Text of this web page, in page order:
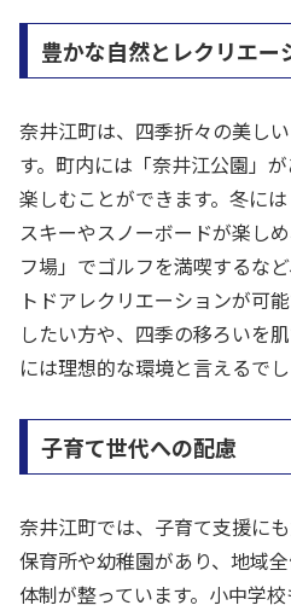
豊かな自然とレクリエー
奈井江町は、四季折々の美し
す。町内には「奈井江公園」
楽しむことができます。冬に
スキーやスノーボードが楽し
フ場」でゴルフを満喫するな
トドアレクリエーションが可
したい方や、四季の移ろいを
には理想的な環境と言えるでし
子育て世代への配慮
奈井江町では、子育て支援に
保育所や幼稚園があり、地域
体制が整っています。小中学